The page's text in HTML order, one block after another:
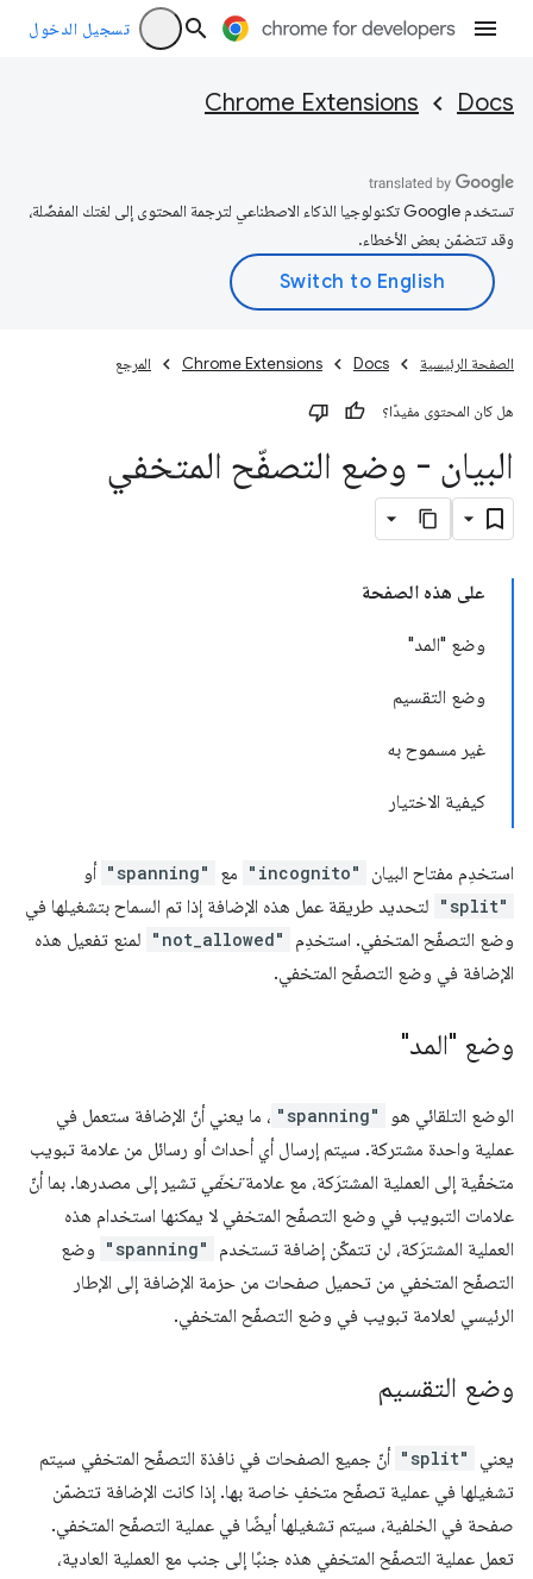
تسجيل الدخول
Docs
Chrome Extensions
تستخدم Google تكنولوجيا الذكاء الاصطناعي لترجمة المحتوى إلى لغتك المفضّلة،
وقد تتضمّن بعض الأخطاء.
الصفحة الرئيسية Docs
Chrome Extensions المرجع
هل كان المحتوى مفيدًا؟
البيان - وضع التصفّح المتخفي
على هذه الصفحة
وضع "المد"
وضع التقسيم
غير مسموح به
كيفية الاختيار
استخدِم مفتاح البيان "incognito" مع "spanning" أو
"split" لتحديد طريقة عمل هذه الإضافة إذا تم السماح بتشغيلها في
وضع التصفّح المتخفي. استخدِم
"not_allowed" لمنع تفعيل هذه
الإضافة في وضع التصفّح المتخفي.
وضع "المد"
الوضع التلقائي هو "spanning" ، ما يعني أنّ الإضافة ستعمل في
عملية واحدة مشتركة. سيتم إرسال أي أحداث أو رسائل من علامة تبويب
متخفّية إلى العملية المشترَكة، مع علامةتخفّي تشير إلى مصدرها. بما أنّ
علامات التبويب في وضع التصفّح المتخفي لا يمكنها استخدام هذه
العملية المشترَكة، لن تتمكّن إضافة تستخدم
"spanning" وضع
التصفّح المتخفي من تحميل صفحات من حزمة الإضافة إلى الإطار
الرئيسي لعلامة تبويب في وضع التصفّح المتخفي.
وضع التقسيم
يعني "split" أنّ جميع الصفحات في نافذة التصفّح المتخفي سيتم
تشغيلها في عملية تصفّح متخفٍ خاصة بها. إذا كانت الإضافة تتضمّن
صفحة في الخلفية، سيتم تشغيلها أيضًا في عملية التصفّح المتخفي.
تعمل عملية التصفّح المتخفي هذه جنبًا إلى جنب مع العملية العادية،